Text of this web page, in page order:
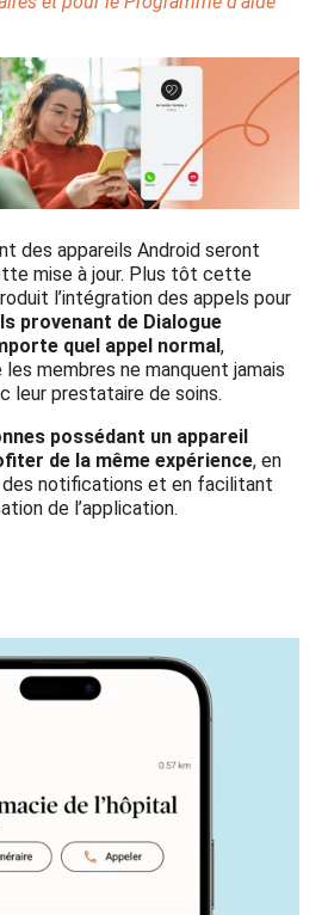
des appareils Android seront
mise à jour. Plus tôt cette
l’intégration des appels pour
provenant de Dialogue
quel appel normal,
membres ne manquent jamais
leur prestataire de soins.
possédant un appareil
de la même expérience, en
notifications et en facilitant
de l’application.